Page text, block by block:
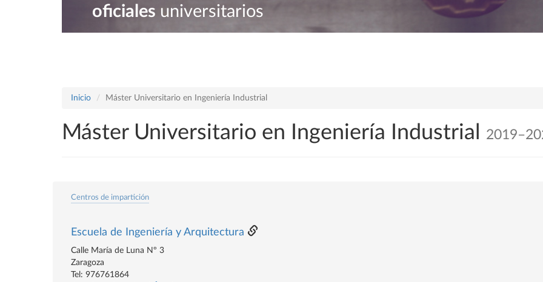
oficiales universitarios
Inicio Máster Universitario en Ingeniería Industrial
Máster Universitario en Ingeniería Industrial
Centros de impartición
Escuela de Ingeniería y Arquitectura
Calle María de Luna Nº 3
Zaragoza
Tel: 976761864